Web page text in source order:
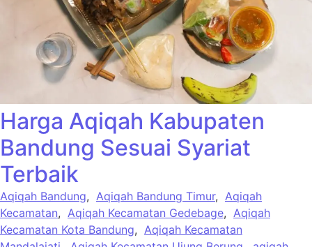
Harga Aqiqah Kabupaten
Bandung Sesuai Syariat
Terbaik
Aqiqah Bandung, Aqiqah Bandung Timur, Aqiqah
Kecamatan, Aqiqah Kecamatan Gedebage, Aqiqah
Kecamatan Kota Bandung, Aqiqah Kecamatan